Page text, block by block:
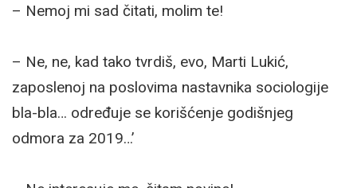
– Nemoj mi sad čitati, molim te!
– Ne, ne, kad tako tvrdiš, evo, Marti Lukić,
zaposlenoj na poslovima nastavnika sociologije
bla-bla… određuje se korišćenje godišnjeg
odmora za 2019…’